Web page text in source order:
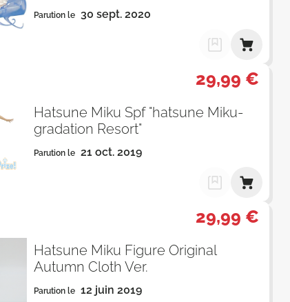
Parution le 30 sept. 2020
29,99 €
Hatsune Miku Spf "hatsune Miku-
gradation Resort"
Parution le 21 oct. 2019
29,99 €
Hatsune Miku Figure Original
Autumn Cloth Ver.
Parution le 12 juin 2019